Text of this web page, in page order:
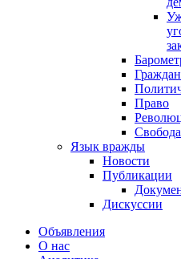
Право
Язык вражды
Новости
Публикации
Дискуссии
Объявления
О нас